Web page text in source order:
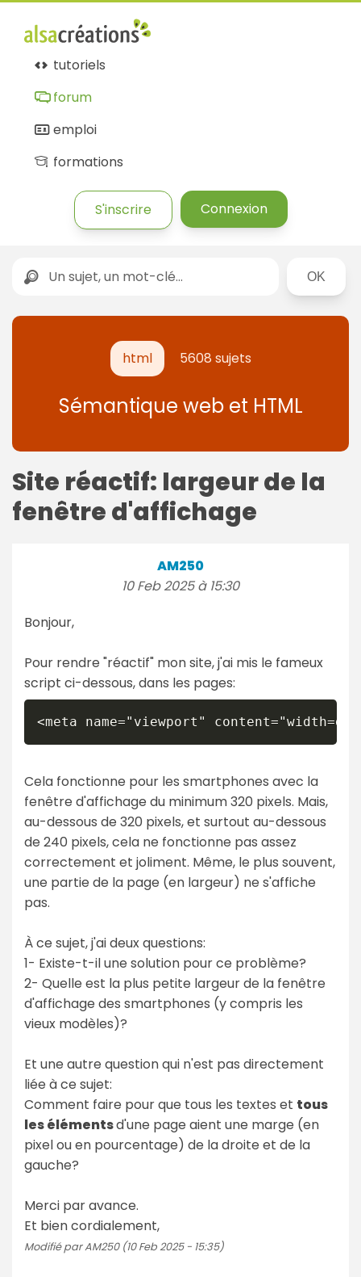
tutoriels
forum
emploi
formations
S'inscrire Connexion
Rechercher
html 5608 sujets
Sémantique web et HTML
Site réactif: largeur de la
fenêtre d'affichage
AM250
10 Feb 2025 à 15:30
Bonjour,
Pour rendre "réactif" mon site, j'ai mis le fameux
script ci-dessous, dans les pages:
<meta name="viewport"
Cela fonctionne pour les smartphones avec la
fenêtre d'affichage du minimum 320 pixels. Mais,
au-dessous de 320 pixels, et surtout au-dessous
de 240 pixels, cela ne fonctionne pas assez
correctement et joliment. Même, le plus souvent,
une partie de la page (en largeur) ne s'affiche
pas.
À ce sujet, j'ai deux questions:
1- Existe-t-il une solution pour ce problème?
2- Quelle est la plus petite largeur de la fenêtre
d'affichage des smartphones (y compris les
vieux modèles)?
Et une autre question qui n'est pas directement
liée à ce sujet:
Comment faire pour que tous les textes et tous
les élémentsd'une page aient une marge (en
pixel ou en pourcentage) de la droite et de la
gauche?
Merci par avance.
Et bien cordialement,
Modifié par AM250 (10 Feb 2025 - 15:35)